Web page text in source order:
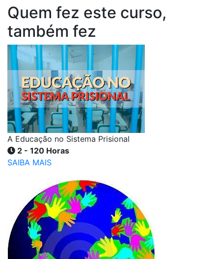
Quem fez este curso,
também fez
A Educação no Sistema Prisional
2 - 120 Horas
SAIBA MAIS